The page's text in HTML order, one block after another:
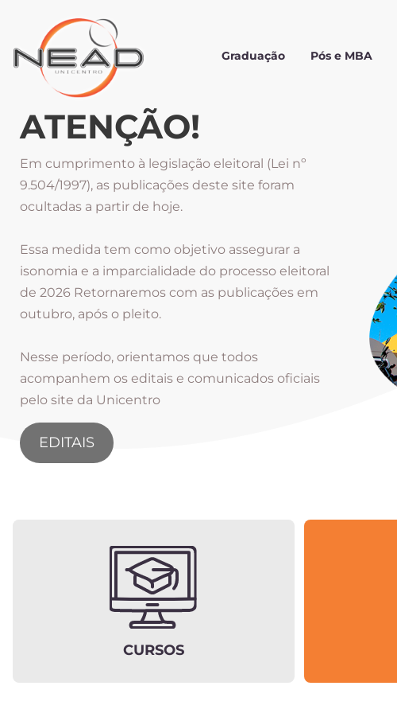
Graduação Pós e MBA
ATENÇÃO!
Em cumprimento à legislação eleitoral (Lei nº
9.504/1997), as publicações deste site foram
ocultadas a partir de hoje.
Essa medida tem como objetivo assegurar a
isonomia e a imparcialidade do processo eleitoral
de 2026 Retornaremos com as publicações em
outubro, após o pleito.
Nesse período, orientamos que todos
acompanhem os editais e comunicados oficiais
pelo site da Unicentro
EDITAIS
CURSOS